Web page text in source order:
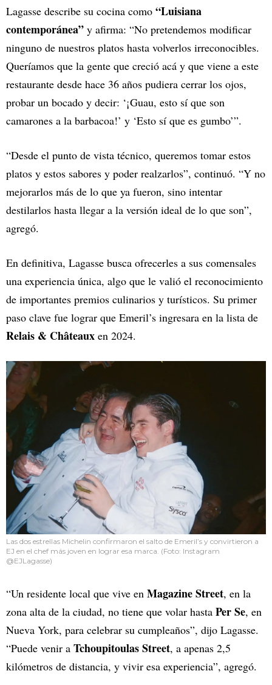
Lagasse describe su cocina como “Luisiana
contemporánea” y afirma: “No pretendemos modificar
ninguno de nuestros platos hasta volverlos irreconocibles.
Queríamos que la gente que creció acá y que viene a este
restaurante desde hace 36 años pudiera cerrar los ojos,
probar un bocado y decir: ‘¡Guau, esto sí que son
camarones a la barbacoa!’ y ‘Esto sí que es gumbo’”.
“Desde el punto de vista técnico, queremos tomar estos
platos y estos sabores y poder realzarlos”, continuó. “Y no
mejorarlos más de lo que ya fueron, sino intentar
destilarlos hasta llegar a la versión ideal de lo que son”,
agregó.
En definitiva, Lagasse busca ofrecerles a sus comensales
una experiencia única, algo que le valió el reconocimiento
de importantes premios culinarios y turísticos. Su primer
paso clave fue lograr que Emeril’s ingresara en la lista de
Relais & Châteaux en 2024.
Las dos estrellas Michelin confirmaron el salto de Emeril’s y convirtieron a
EJ en el chef más joven en lograr esa marca. (Foto: Instagram
@EJLagasse)
“Un residente local que vive en Magazine Street, en la
zona alta de la ciudad, no tiene que volar hasta Per Se, en
Nueva York, para celebrar su cumpleaños”, dijo Lagasse.
“Puede venir a Tchoupitoulas Street, a apenas 2,5
kilómetros de distancia, y vivir esa experiencia”, agregó.